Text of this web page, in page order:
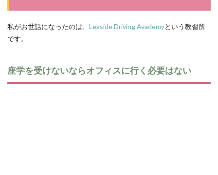
私がお世話になったのは、 Leaside Driving Avademyという教習所
です。
座学を受けないならオフィスに行く必要はない